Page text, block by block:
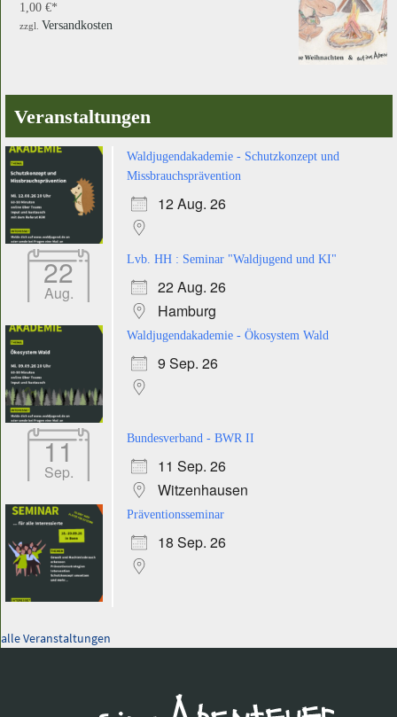
1,00 €
zzgl. Versandkosten
Veranstaltungen
Waldjugendakademie - Schutzkonzept und
Missbrauchsprävention
12 Aug. 26
22
Aug.
Lvb. HH : Seminar "Waldjugend und KI"
22 Aug. 26
Hamburg
Waldjugendakademie - Ökosystem Wald
9 Sep. 26
11
Sep.
Bundesverband - BWR II
11 Sep. 26
Witzenhausen
Präventionsseminar
18 Sep. 26
alle Veranstaltungen